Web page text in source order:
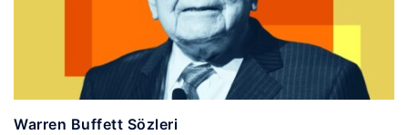
Warren Buffett Sözleri